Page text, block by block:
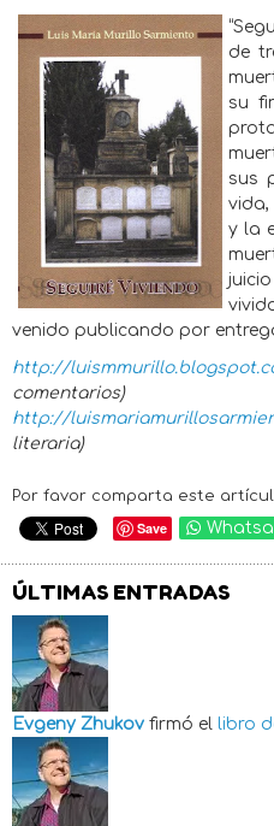
de
su
sus
vida,
y la
venido publicando por
http://
comentarios)
http://
literaria)
Por favor comparta este
Save
ÚLTIMAS ENTRADAS
Evgeny Zhukov firmó el libro